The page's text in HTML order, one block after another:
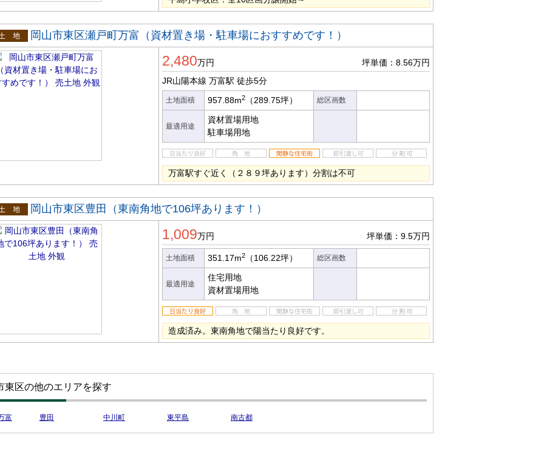
地
岡山市東区瀬戸町万富（資材置き場・駐車場におすすめです！）
2,480万円
坪単価：8.56万円
JR山陽本線 万富駅 徒歩5分
土地面積 957.88m2 （289.75坪） 総区画数
最適用途
資材置場用地
駐車場用地
万富駅すぐ近く（２８９坪あります）分割は不可
地
岡山市東区豊田（東南角地で106坪あります！）
1,009万円 坪単価：9.5万円
土地面積 351.17m2 （106.22坪） 総区画数
最適用途
住宅用地
資材置場用地
造成済み。東南角地で陽当たり良好です。
東区の他のエリアを探す
富 豊田 中川町 東平島 南古都